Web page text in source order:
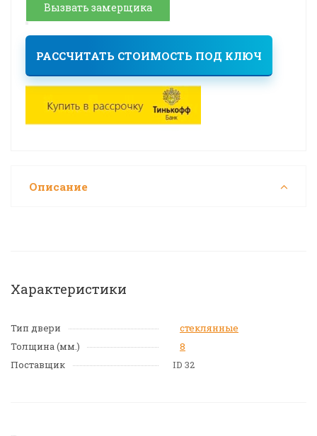
Вызвать замерщика
РАССЧИТАТЬ СТОИМОСТЬ ПОД КЛЮЧ
Описание
Характеристики
Тип двери
стеклянные
Толщина (мм.)
8
Поставщик
ID 32